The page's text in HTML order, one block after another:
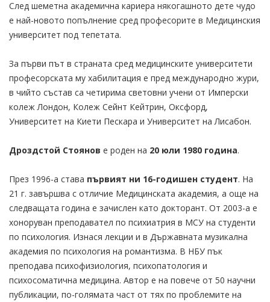
След шеметна академична кариера някогашното дете чудо
е най-новото попълнение сред професорите в Медицинския
университет под тепетата.
За първи път в страната сред медицинските университети
професорската му хабилитация е пред международно жури,
в чийто състав са четирима световни учени от Имперски
колеж Лондон, Колеж Сейнт Кейтрин, Оксфорд,
Университет на Киети Пескара и Университет на Лисабон.
Дроздстой Стоянов е роден на 20 юли 1980 година.
През 1996-а става първият ни 16-годишен студент. На
21 г. завършва с отличие Медицинската академия, а още на
следващата година е зачислен като докторант. От 2003-а е
хоноруван преподавател по психиатрия в МСУ на студенти
по психология. Изнася лекции и в Държавната музикална
академия по психология на романтизма. В НБУ пък
преподава психофизиология, психопатология и
психосоматична медицина. Автор е на повече от 50 научни
публикации, по-голямата част от тях по проблемите на